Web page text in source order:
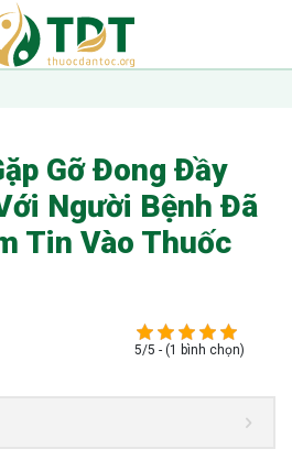
Gỡ Đong Đầy
Người Bệnh Đã
Tin Vào Thuốc
5/5 - (1 bình chọn)